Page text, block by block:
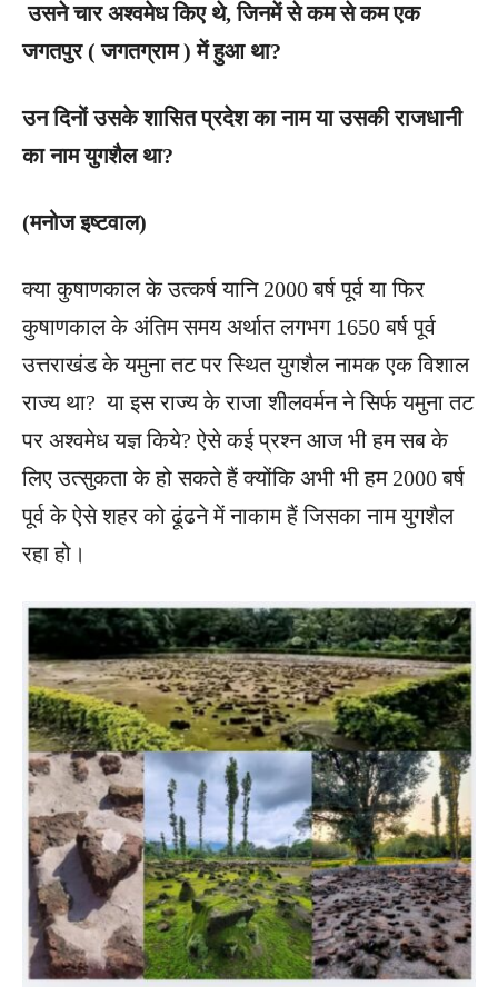
उसने चार अश्वमेध किए थे, जिनमें से कम से कम एक
जगतपुर ( जगतग्राम ) में हुआ था?
उन दिनों उसके शासित प्रदेश का नाम या उसकी राजधानी
का नाम युगशैल था?
(मनोज इष्टवाल)
क्या कुषाणकाल के उत्कर्ष यानि 2000 बर्ष पूर्व या फिर
कुषाणकाल के अंतिम समय अर्थात लगभग 1650 बर्ष पूर्व
उत्तराखंड के यमुना तट पर स्थित युगशैल नामक एक विशाल
राज्य था? या इस राज्य के राजा शीलवर्मन ने सिर्फ यमुना तट
पर अश्वमेध यज्ञ किये? ऐसे कई प्रश्न आज भी हम सब के
लिए उत्सुकता के हो सकते हैं क्योंकि अभी भी हम 2000 बर्ष
पूर्व के ऐसे शहर को ढूंढने में नाकाम हैं जिसका नाम युगशैल
रहा हो।